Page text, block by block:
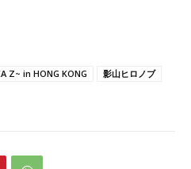
Z~ in HONG KONG
影山ヒロノブ